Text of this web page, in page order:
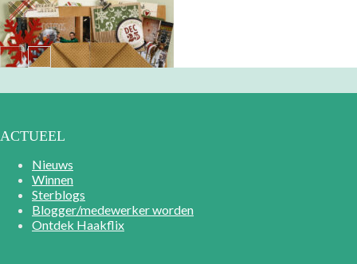
ACTUEEL
Nieuws
Winnen
Sterblogs
Blogger/medewerker worden
Ontdek Haakflix